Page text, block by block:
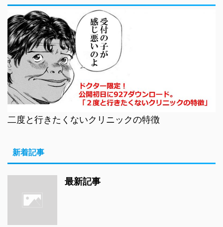
二度と行きたくないクリニックの特徴
新着記事
最新記事